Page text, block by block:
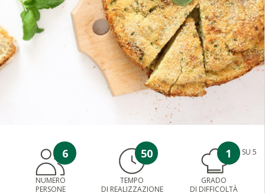
6
NUMERO
PERSONE
50
TEMPO
DI REALIZZAZIONE
1 SU 5
GRADO
DI DIFFICOLTÀ